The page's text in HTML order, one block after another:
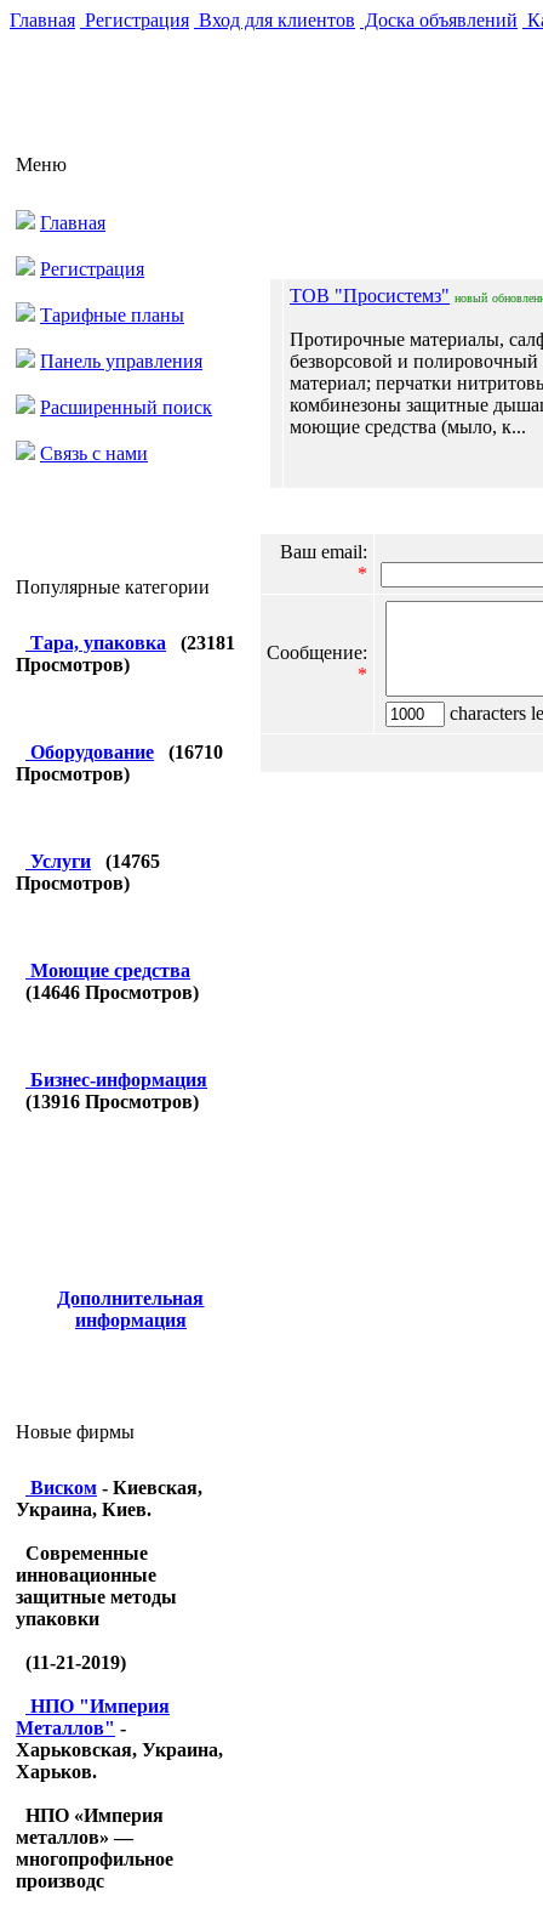
Главная Регистрация Вход для клиентов Доска объявлений
Меню
Главная
Регистрация
Тарифные планы
Панель управления
Расширенный поиск
Связь с нами
Популярные категории
Тара, упаковка (23181
Просмотров)
Оборудование (16710
Просмотров)
Услуги (14765
Просмотров)
Моющие средства
(14646 Просмотров)
Бизнес-информация
(13916 Просмотров)
Дополнительная
информация
Новые фирмы
Виском - Киевская,
Украина, Киев.
Современные
инновационные
защитные методы
упаковки
(11-21-2019)
НПО "Империя
Металлов" -
Харьковская, Украина,
Харьков.
НПО «Империя
металлов» —
многопрофильное
производс
ТОВ "Просистемз" новый
Протирочные материалы,
безворсовой и полировочный
материал; перчатки
комбинезоны защитные
моющие средства (мыло, к...
Ваш email:
*
Сообщение:
*
characters